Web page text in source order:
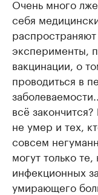
Очень много
себя
эксперименты,
вакцинации, о
проводиться в
всё
не умер и тех,
совсем
могут только
инфекционных
умирающего